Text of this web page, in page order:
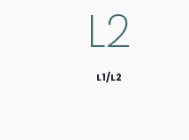
L2
L1/L2